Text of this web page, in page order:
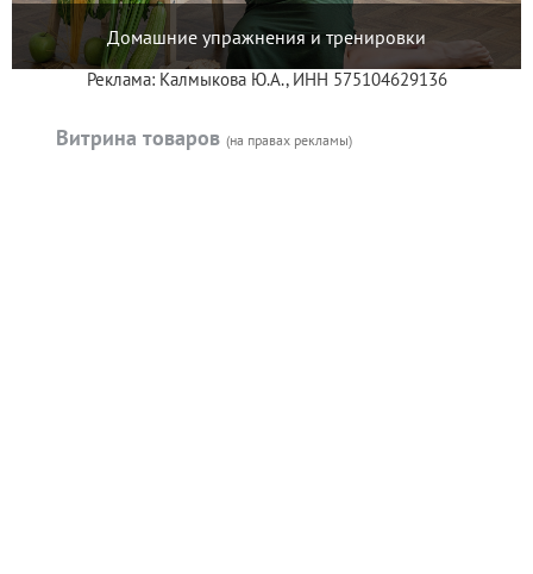
Домашние упражнения и тренировки
Реклама: Калмыкова Ю.А., ИНН 575104629136
Витрина товаров (на правах рекламы)